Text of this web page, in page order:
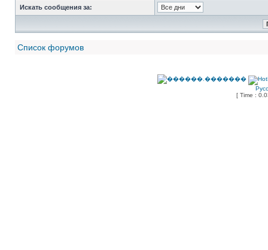
Искать сообщения за:
Список форумов
[ Time :